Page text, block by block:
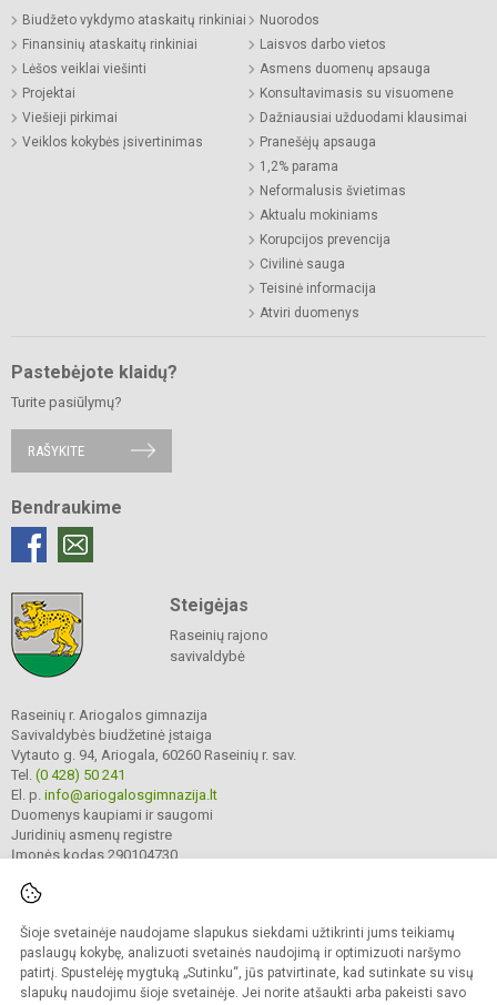
Šioje svetainėje naudojame slapukus siekdami užtikrinti jums teikiamų
paslaugų kokybę, analizuoti svetainės naudojimą ir optimizuoti naršymo
patirtį. Spustelėję mygtuką „Sutinku“, jūs patvirtinate, kad sutinkate su visų
slapukų naudojimu šioje svetainėje. Jei norite atšaukti arba pakeisti savo
Biudžeto vykdymo ataskaitų rinkiniai
Finansinių ataskaitų rinkiniai
Lėšos veiklai viešinti
Projektai
Viešieji pirkimai
Veiklos kokybės įsivertinimas
Nuorodos
Laisvos darbo vietos
Asmens duomenų apsauga
Konsultavimasis su visuomene
Dažniausiai užduodami klausimai
Pranešėjų apsauga
1,2% parama
Neformalusis švietimas
Aktualu mokiniams
Korupcijos prevencija
Civilinė sauga
Teisinė informacija
Atviri duomenys
Pastebėjote klaidų?
Turite pasiūlymų?
RAŠYKITE
Bendraukime
Steigėjas
Raseinių rajono
savivaldybė
Raseinių r. Ariogalos gimnazija
Savivaldybės biudžetinė įstaiga
Vytauto g. 94, Ariogala, 60260 Raseinių r. sav.
Tel. (0 428) 50 241
El. p. info@ariogalosgimnazija.lt
Duomenys kaupiami ir saugomi
Juridinių asmenų registre
Įmonės kodas 290104730
© 2022. Raseinių r. Ariogalos gimnazija. Visos teisės saugomos.
Kopijuoti turinį be raštiško gimnazijos sutikimo griežtai draudžiama.
Prieinamumo paraiška Slapukų valdymas